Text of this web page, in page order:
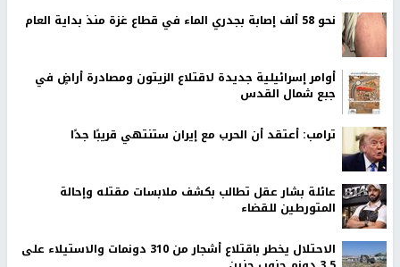
نحو 58 ألف إصابة بجدري الماء في قطاع غزة منذ بداية العام
أوامر إسرائيلية جديدة لاقتلاع الزيتون ومصادرة أراضٍ في
جبع شمال القدس
ترامب: أعتقد أن الحرب مع إيران ستنتهي قريبًا جدًا
عائلة بشار عقل تطالب بكشف ملابسات مقتله وإحالة
المتورطين للقضاء
الاحتلال يخطر باقتلاع أشجار من 310 دونمات والاستيلاء على